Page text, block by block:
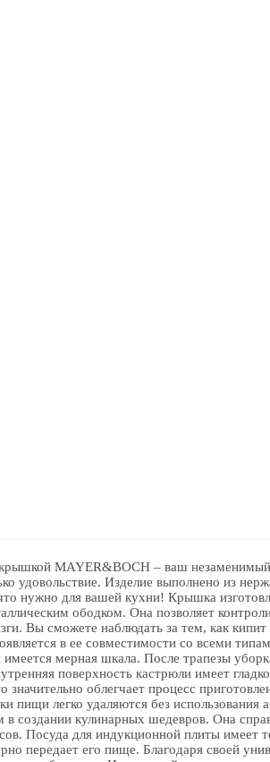
MAYER&BOCH – ваш
удовольствие. Изделие выполнено из
нужно для вашей кухни! Крышка
ободком. Она позволяет
Вы сможете наблюдать за тем, как
в ее совместимости со всеми
мерная шкала. После трапезы
поверхность кастрюли имеет
облегчает процесс
пищи легко удаляются без использования
создании кулинарных шедевров. Она
Посуда для индукционной плиты
передает его пище. Благодаря своей